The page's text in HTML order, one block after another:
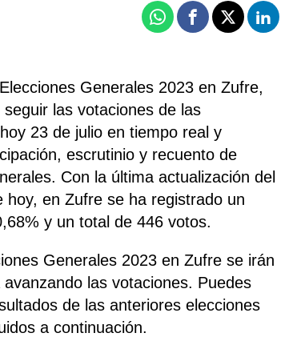
WhatsappFacebook
X
Generales 2023 en Zufre,
las votaciones de las
23 de julio en tiempo real y
escrutinio y recuento de
Con la última actualización del
en Zufre se ha registrado un
y un total de 446 votos.
Generales 2023 en Zufre se irán
las votaciones. Puedes
de las anteriores elecciones
a continuación.